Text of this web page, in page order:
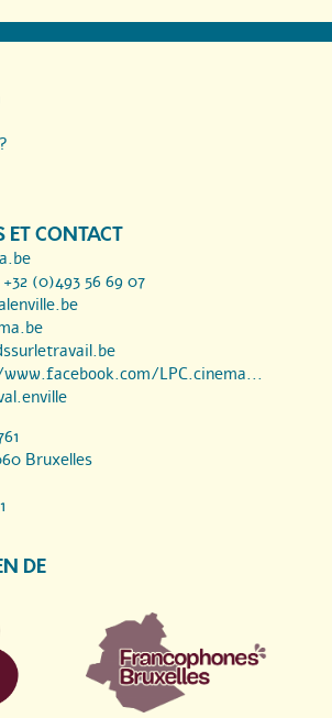
CONTACT
(0)493 56 69 07
LPC.cinema...
Bruxelles
DE